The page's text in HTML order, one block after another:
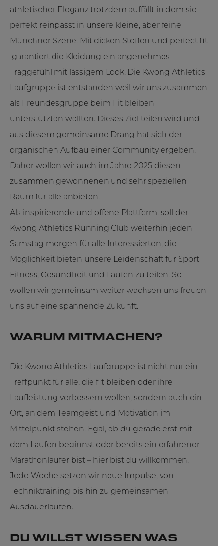
athletischer Eleganz trotzdem auffällt in dem sie
perfekt reinpasst in unsere kleine, aber feine
Münchner Szene. Mit dicken Stoffen und perfect fit
garantiert die Kleidung ein angenehmes
Traggefühl mit lässigem Look. Die Kwong Athletics
Laufgruppe ist entstanden weil wir uns zusammen
als Freundesgruppe beim Fit bleiben
unterstützten wollten. Dieses Ziel teilen wird und
aus diesem gemeinsame Drang hat sich der
organischen Aufbau einer Community ergeben.
Daher wollen wir auch im Jahre 2025 diesen
zusammen gewonnenen und sehr speziellen
Raum für alle anbieten.
Als inspirierende und offene Plattform, soll der
Kwong Athletics Running Club weiterhin jeden
Samstag morgen für alle Interessierten, die
Möglichkeit bieten unsere Leidenschaft für Sport,
Fitness, Gesundheit und Laufen zu teilen. So
wollen wir gemeinsam weiter wachsen uns freuen
uns auf eine spannende Zukunft.
WARUM MITMACHEN?
Die Kwong Athletics Laufgruppe ist nicht nur ein
Treffpunkt für alle, die fit bleiben oder ihre
Laufleistung verbessern wollen, sondern auch ein
Ort, an dem Teamgeist und Motivation im
Mittelpunkt stehen. Egal, ob du gerade erst mit
dem Laufen beginnst oder bereits ein erfahrener
Marathonläufer bist – hier bist du willkommen.
Jede Woche setzen wir neue Impulse, von
Techniktraining bis hin zu gemeinsamen
Ausdauerläufen.
DU WILLST WISSEN WAS